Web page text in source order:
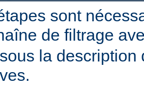
sont
de filtrage
la description